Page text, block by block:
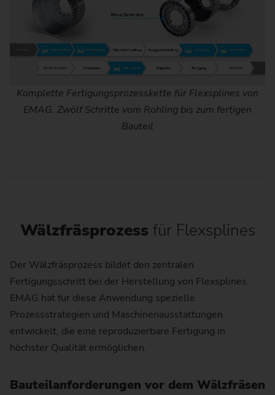
Komplette Fertigungsprozesskette für Flexsplines von
EMAG. Zwölf Schritte vom Rohling bis zum fertigen
Bauteil
Wälzfräsprozess für Flexsplines
Der Wälzfräsprozess bildet den zentralen
Fertigungsschritt bei der Herstellung von Flexsplines.
EMAG hat für diese Anwendung spezielle
Prozessstrategien und Maschinenausstattungen
entwickelt, die eine reproduzierbare Fertigung in
höchster Qualität ermöglichen.
Bauteilanforderungen vor dem Wälzfräsen